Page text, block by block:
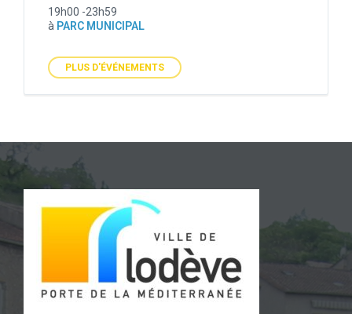
19h00 -23h59
à PARC MUNICIPAL
PLUS D'ÉVÉNEMENTS